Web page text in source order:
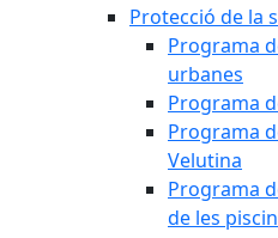
Protecció de la
Programa
urbanes
Programa
Programa
Velutina
Programa
de les